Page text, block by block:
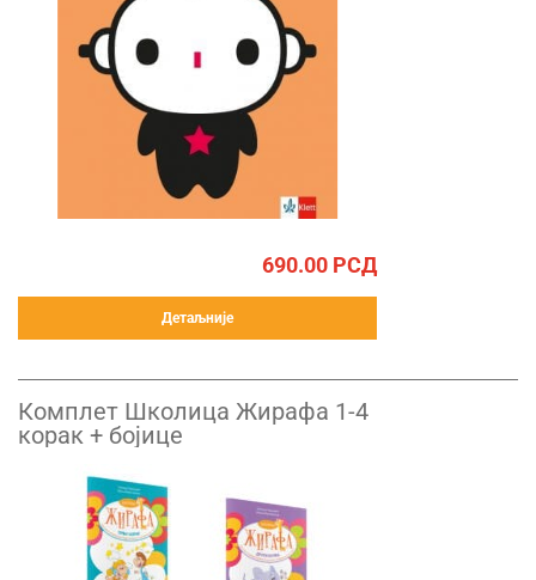
690.00 РСД
Детаљније
Комплет Школица Жирафа 1-4
корак + бојице